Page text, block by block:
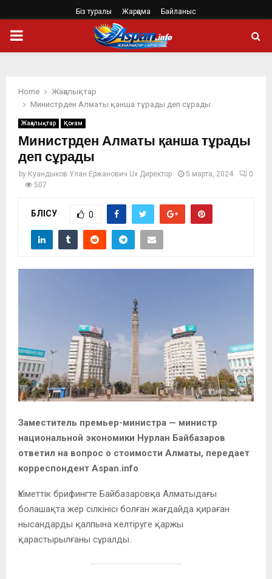
Біз туралы Жарңама Байланыс
PRIMARY
Home
Жаңалықтар
Министрден Алматы қанша тұрады деп сұрады
Жаңалықтар Қоғам
Министрден Алматы қанша тұрады
деп сұрады
by Куандыков Улан Ержанович Ux Директор 5 марта, 2024
0
507
БӨЛІСУ 0
Заместитель премьер-министра — министр
национальной экономики Нурлан Байбазаров
ответил на вопрос о стоимости Алматы, передает
корреспондент Aspan.info
Үкіметтік брифингте Байбазаровқа Алматыдағы
болашақта жер сілкінісі болған жағдайда қираған
нысандарды қалпына келтіруге қаржы
қарастырылғаны сұралды.